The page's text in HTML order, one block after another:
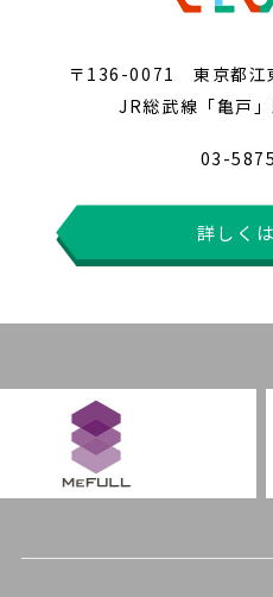
〒136-0071 東京都江
JR総武線「亀戸
03-
詳しく